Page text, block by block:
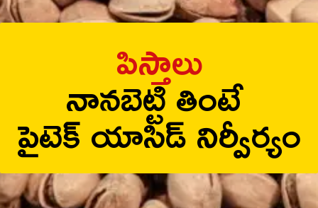
పిస్తాలు
నానబెట్టి తింటే
పైటెక్ యాసిడ్ నిర్వీర్యం